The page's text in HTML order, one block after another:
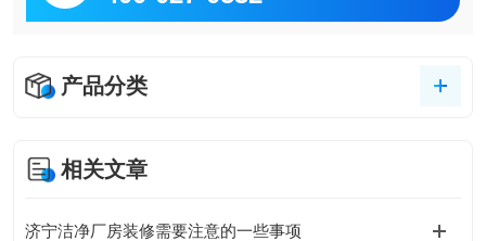
产品分类
相关文章
济宁洁净厂房装修需要注意的一些事项